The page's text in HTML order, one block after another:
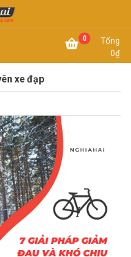
Hải 0
Tổng
0₫
xe đạp